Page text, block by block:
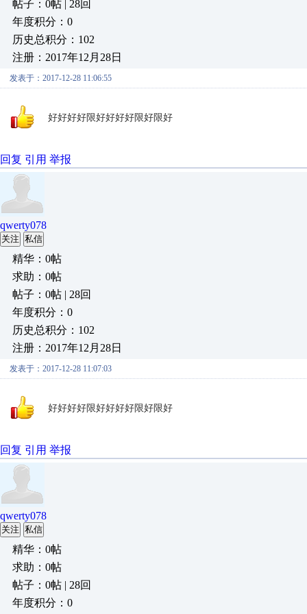
帖子：0帖 | 28回
年度积分：0
历史总积分：102
注册：2017年12月28日
发表于：2017-12-28 11:06:55
好好好好限好好好好限好限好
回复 引用 举报
qwerty078
关注 私信
精华：0帖
求助：0帖
帖子：0帖 | 28回
年度积分：0
历史总积分：102
注册：2017年12月28日
发表于：2017-12-28 11:07:03
好好好好限好好好好限好限好
回复 引用 举报
qwerty078
关注 私信
精华：0帖
求助：0帖
帖子：0帖 | 28回
年度积分：0